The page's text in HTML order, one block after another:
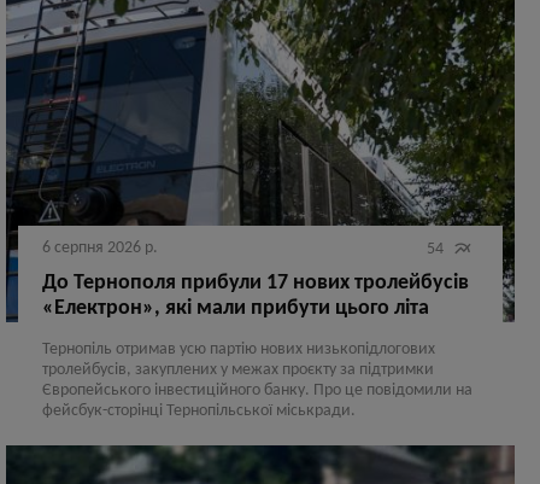
6 серпня 2026 р. 54 
До Тернополя прибули 17 нових тролейбусів
«Електрон», які мали прибути цього літа
Тернопіль отримав усю партію нових низькопідлогових
тролейбусів, закуплених у межах проєкту за підтримки
Європейського інвестиційного банку. Про це повідомили на
фейсбук-сторінці Тернопільської міськради.